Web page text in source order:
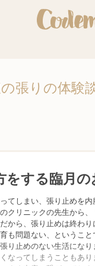
張りの体験
をする臨月の
てしまい、張り止めを
クリニックの先生から
から、張り止めは終わ
も問題ない、というこ
り止めのない生活にな
なってしまうこともあ